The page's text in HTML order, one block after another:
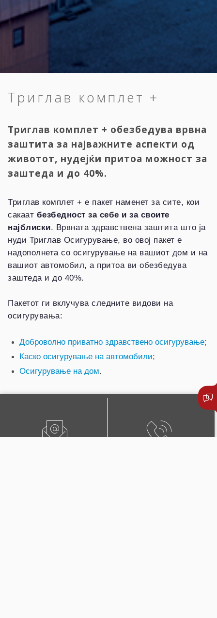
Триглав комплет +
Триглав комплет + обезбедува врвна
заштита за најважните аспекти од
животот, нудејќи притоа можност за
заштеда и до 40%.
Триглав комплет + е пакет наменет за сите, кои
сакаат безбедност за себе и за своите
најблиски. Врвната здравствена заштита што ја
нуди Триглав Осигурување, во овој пакет е
надополнета со осигурување на вашиот дом и на
вашиот автомобил, а притоа ви обезбедува
заштеда и до 40%.
Пакетот ги вклучува следните видови на
осигурувања:
Доброволно приватно здравствено осигурување;
Каско осигурување на автомобили;
Осигурување на дом.